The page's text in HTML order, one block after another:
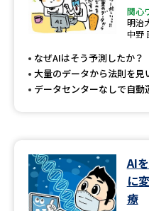
関心
明治
中野
なぜAIはそう予測したか？
大量のデータから法則を見
データセンターなしで自動
AI
に
療